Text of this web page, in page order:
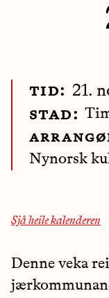
tid: 21.
stad:
Nynorsk
Sjå heile kalenderen
Denne veka